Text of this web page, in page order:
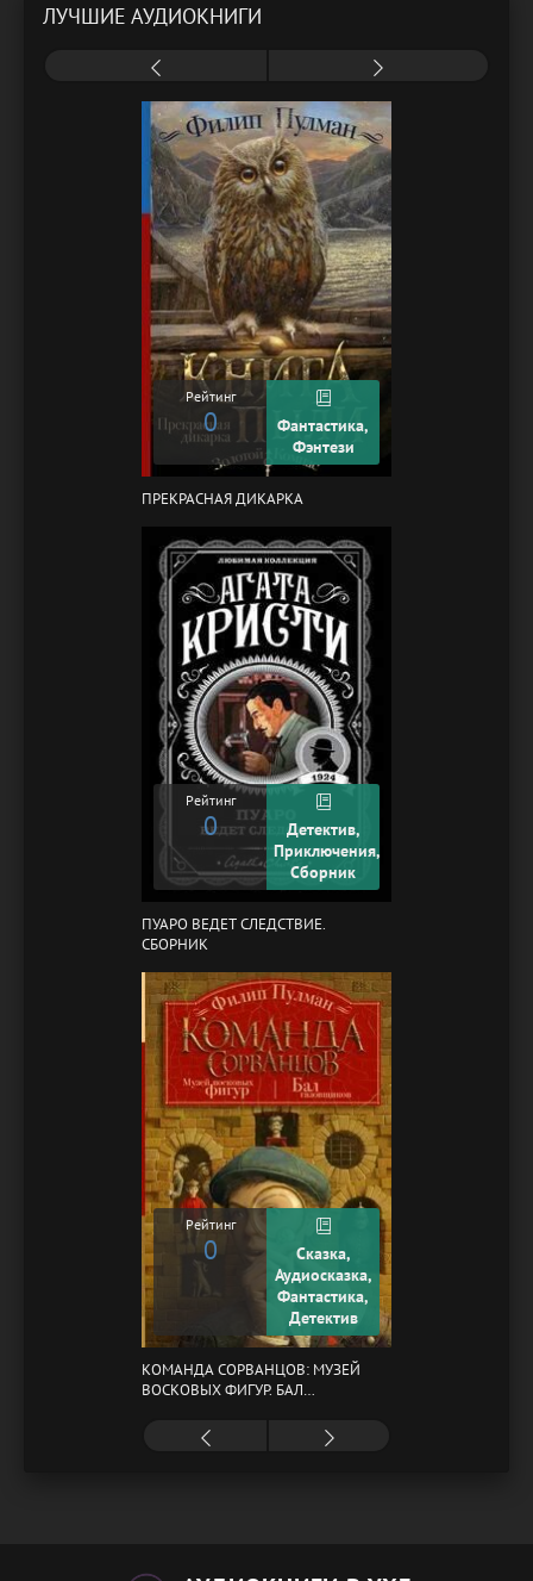
ЛУЧШИЕ АУДИОКНИГИ
Рейтинг
0
Фантастика,
Фэнтези
ПРЕКРАСНАЯ ДИКАРКА
Рейтинг
0
Детектив,
Приключения,
Сборник
ПУАРО ВЕДЕТ СЛЕДСТВИЕ.
СБОРНИК
Рейтинг
0
Сказка,
Аудиосказка,
Фантастика,
Детектив
КОМАНДА СОРВАНЦОВ: МУЗЕЙ
ВОСКОВЫХ ФИГУР. БАЛ